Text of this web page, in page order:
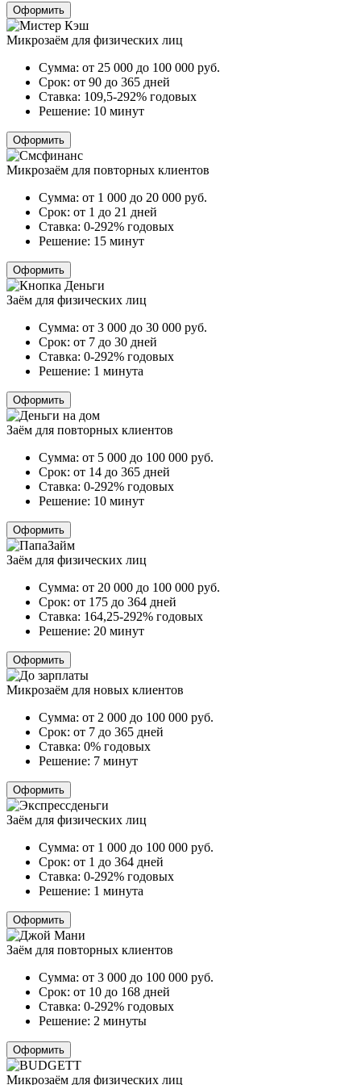
Оформить
Микрозаём для физических лиц
Сумма: от 25 000 до 100 000 руб.
Срок: от 90 до 365 дней
Ставка: 109,5-292% годовых
Решение: 10 минут
Оформить
Микрозаём для повторных клиентов
Сумма: от 1 000 до 20 000 руб.
Срок: от 1 до 21 дней
Ставка: 0-292% годовых
Решение: 15 минут
Оформить
Заём для физических лиц
Сумма: от 3 000 до 30 000 руб.
Срок: от 7 до 30 дней
Ставка: 0-292% годовых
Решение: 1 минута
Оформить
Заём для повторных клиентов
Сумма: от 5 000 до 100 000 руб.
Срок: от 14 до 365 дней
Ставка: 0-292% годовых
Решение: 10 минут
Оформить
Заём для физических лиц
Сумма: от 20 000 до 100 000 руб.
Срок: от 175 до 364 дней
Ставка: 164,25-292% годовых
Решение: 20 минут
Оформить
Микрозаём для новых клиентов
Сумма: от 2 000 до 100 000 руб.
Срок: от 7 до 365 дней
Ставка: 0% годовых
Решение: 7 минут
Оформить
Заём для физических лиц
Сумма: от 1 000 до 100 000 руб.
Срок: от 1 до 364 дней
Ставка: 0-292% годовых
Решение: 1 минута
Оформить
Заём для повторных клиентов
Сумма: от 3 000 до 100 000 руб.
Срок: от 10 до 168 дней
Ставка: 0-292% годовых
Решение: 2 минуты
Оформить
Микрозаём для физических лиц